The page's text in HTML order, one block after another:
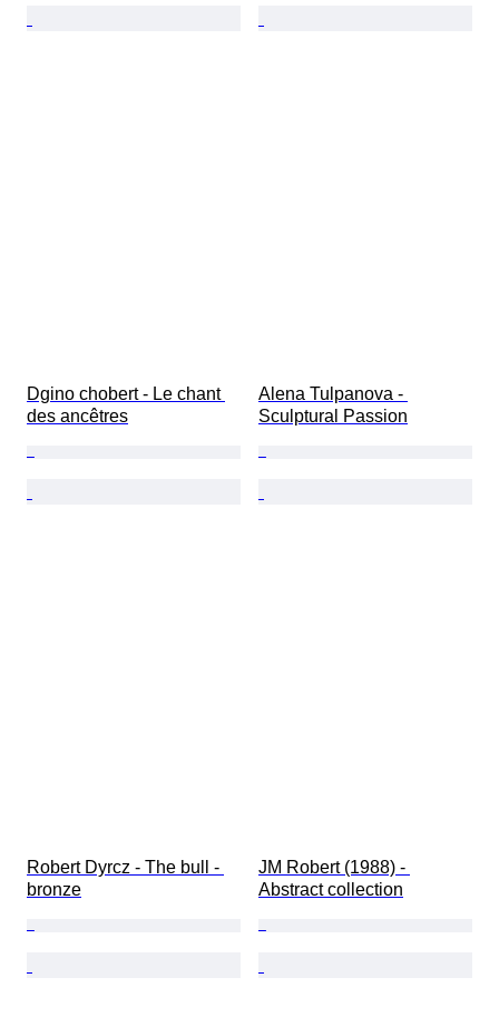
Dgino chobert - Le chant
des ancêtres
Alena Tulpanova -
Sculptural Passion
Robert Dyrcz - The bull -
bronze
JM Robert (1988) -
Abstract collection